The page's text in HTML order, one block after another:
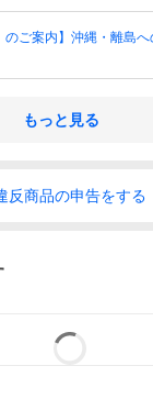
のご案内】沖縄・離島
もっと見る
反商品の申告をする